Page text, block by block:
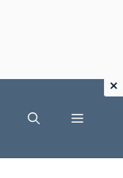
Menu